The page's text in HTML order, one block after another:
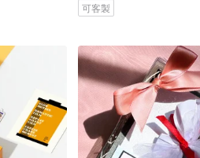
可客製